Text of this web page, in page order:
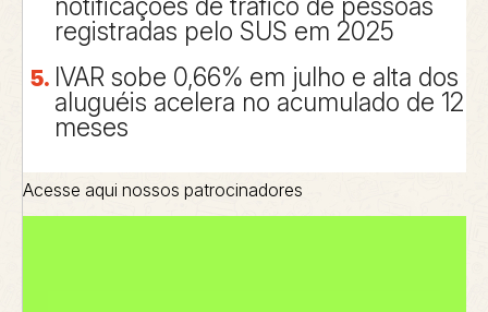
notificações de tráfico de pessoas
registradas pelo SUS em 2025
IVAR sobe 0,66% em julho e alta dos
aluguéis acelera no acumulado de 12
meses
Acesse aqui nossos patrocinadores